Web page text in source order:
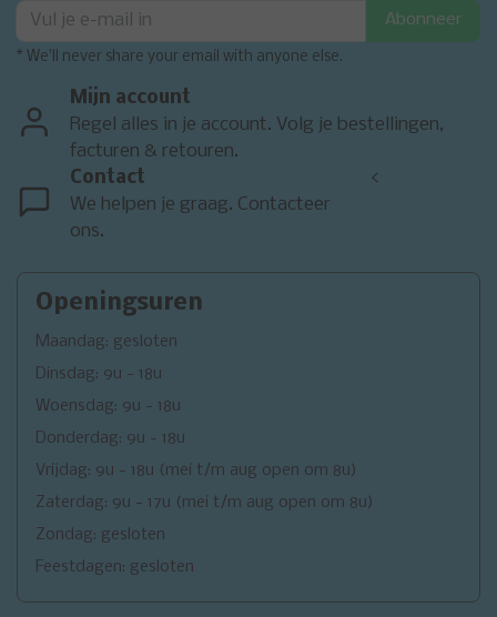
Abonneer
* We'll never share your email with anyone else.
Mijn account
Regel alles in je account. Volg je bestellingen,
facturen & retouren.
Contact
We helpen je graag. Contacteer
ons.
<
Openingsuren
Maandag: gesloten
Dinsdag: 9u - 18u
Woensdag: 9u - 18u
Donderdag: 9u - 18u
Vrijdag: 9u - 18u (mei t/m aug open om 8u)
Zaterdag: 9u - 17u (mei t/m aug open om 8u)
Zondag: gesloten
Feestdagen: gesloten